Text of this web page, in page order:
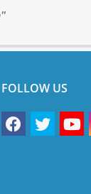
FOLLOW US